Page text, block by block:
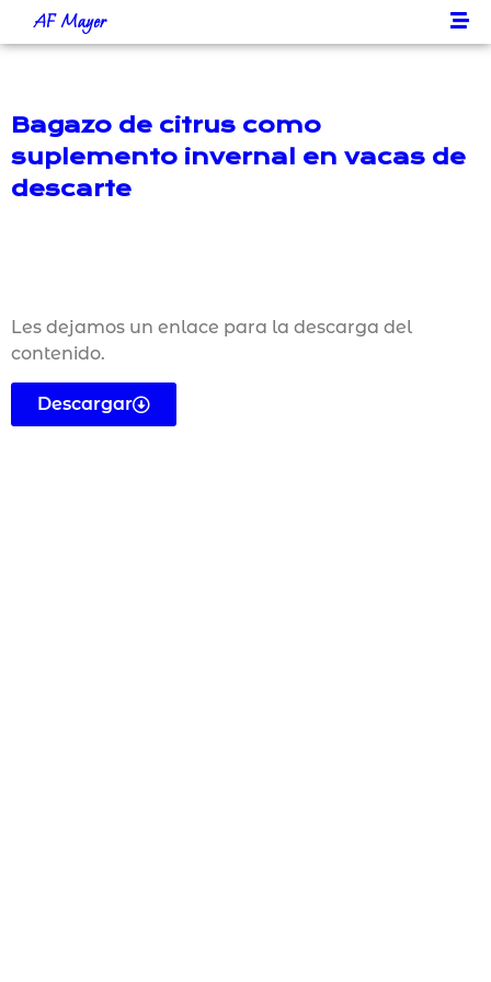
AF Mayer
Bagazo de citrus como
suplemento invernal en vacas de
descarte
Les dejamos un enlace para la descarga del
contenido.
Descargar